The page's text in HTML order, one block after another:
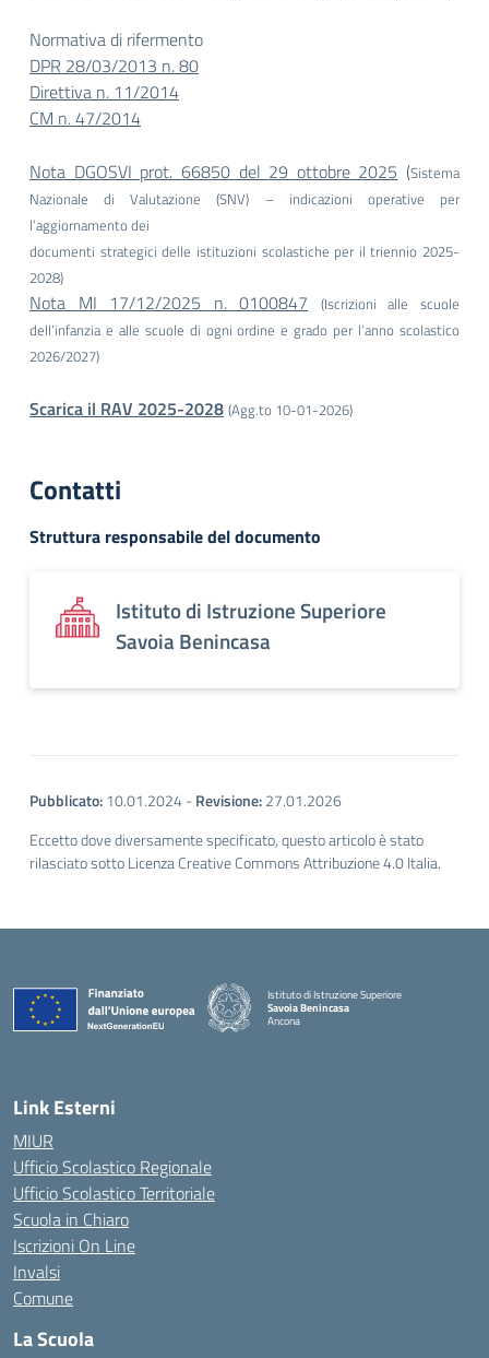
Normativa di rifermento
DPR 28/03/2013 n. 80
Direttiva n. 11/2014
CM n. 47/2014
Nota DGOSVI prot. 66850 del 29 ottobre 2025 (Sistema
Nazionale di Valutazione (SNV) – indicazioni operative per
l’aggiornamento dei
documenti strategici delle istituzioni scolastiche per il triennio 2025-
2028)
Nota MI 17/12/2025 n. 0100847
(Iscrizioni alle scuole
dell’infanzia e alle scuole di ogni ordine e grado per l’anno scolastico
2026/2027)
Scarica il RAV 2025-2028 (Agg.to 10-01-2026)
Contatti
Struttura responsabile del documento
Istituto di Istruzione Superiore
Savoia Benincasa
Pubblicato:10.01.2024-Revisione:27.01.2026
Eccetto dove diversamente specificato, questo articolo è stato
rilasciato sotto Licenza Creative Commons Attribuzione 4.0 Italia.
Istituto di Istruzione Superiore
Savoia Benincasa
Ancona
Link Esterni
MIUR
Ufficio Scolastico Regionale
Ufficio Scolastico Territoriale
Scuola in Chiaro
Iscrizioni On Line
Invalsi
Comune
La Scuola